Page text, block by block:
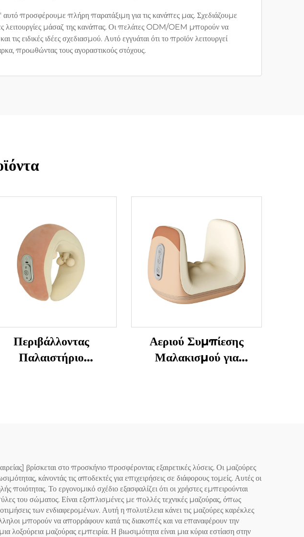
αυτό προσφέρουμε πλήρη παρατάξιμη για τις κανάπες μας. Σχεδιάζουμε
λειτουργίες μάσαζ της κανάπας. Οι πελάτες ODM/OEM μπορούν να
ειδικές ιδέες σχεδιασμού. Αυτό εγγυάται ότι το προϊόν λειτουργεί
προωθώντας τους αγοραστικούς στόχους.
Περιβάλλοντας
Παλαιστήριο
Αεριού Συμπίεσης
Μαλακισμού για
βρίσκεται στο προσκήνιο προσφέροντας εξαιρετικές λύσεις. Οι μαζούρες
κάνοντάς τις αποδεκτές για επιχειρήσεις σε διάφορους τομείς. Αυτές οι
ποιότητας. Το εργονομικό σχέδιο εξασφαλίζει ότι οι χρήστες εμπειρούνται
του σώματος. Είναι εξοπλισμένες με πολλές τεχνικές μαζούρας, όπως
των ενδιαφερομένων. Αυτή η πολυτέλεια κάνει τις μαζούρες καρέκλες
μπορούν να απορράφουν κατά τις διακοπές και να επαναφέρουν την
μαζούρας εμπειρία. Η βιωσιμότητα είναι μια κύρια εστίαση στην